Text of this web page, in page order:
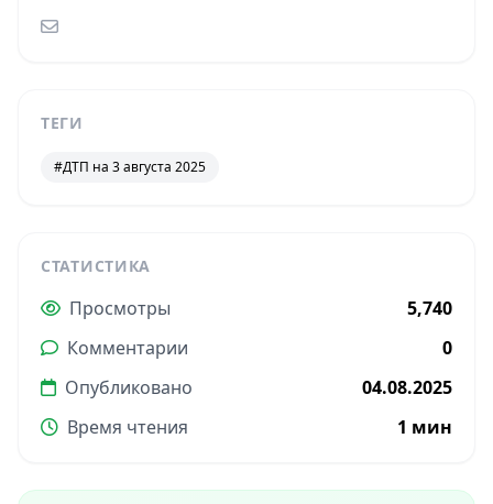
ТЕГИ
#ДТП на 3 августа 2025
СТАТИСТИКА
Просмотры
5,740
Комментарии
0
Опубликовано
04.08.2025
Время чтения
1 мин